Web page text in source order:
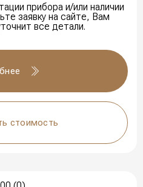
прибора и/или наличии
заявку на сайте, Вам
все детали.
стоимость